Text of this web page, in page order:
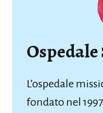
L’ospedale
fondato nel